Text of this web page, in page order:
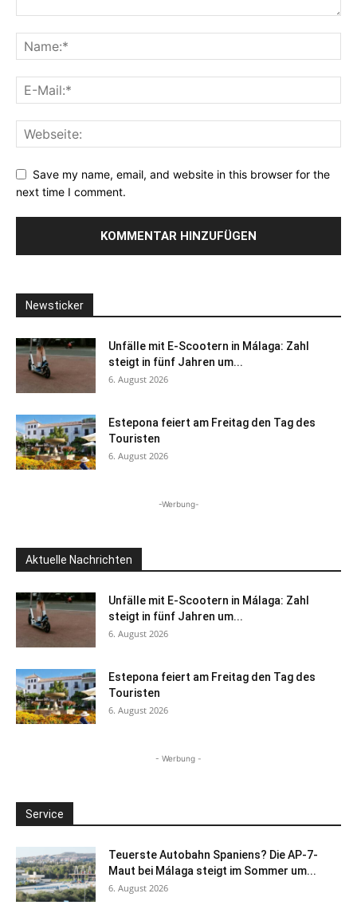
Save my name, email, and website in this browser for the
next time I comment.
Newsticker
Unfälle mit E-Scootern in Málaga: Zahl
steigt in fünf Jahren um...
6. August 2026
Estepona feiert am Freitag den Tag des
Touristen
6. August 2026
-Werbung-
Aktuelle Nachrichten
Unfälle mit E-Scootern in Málaga: Zahl
steigt in fünf Jahren um...
6. August 2026
Estepona feiert am Freitag den Tag des
Touristen
6. August 2026
- Werbung -
Service
Teuerste Autobahn Spaniens? Die AP-7-
Maut bei Málaga steigt im Sommer um...
6. August 2026